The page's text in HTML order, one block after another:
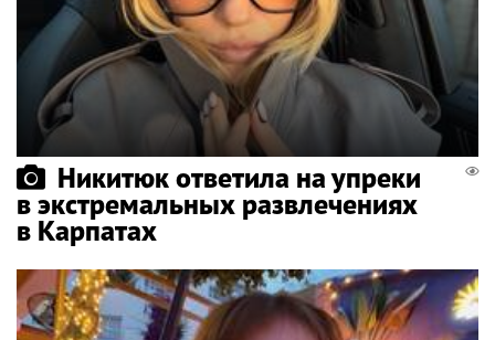
Никитюк ответила на упреки
в экстремальных развлечениях
в Карпатах